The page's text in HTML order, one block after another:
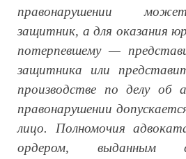
правонарушении
защитник, а для оказания
потерпевшему —
защитника или
производстве по делу об
правонарушении
лицо. Полномочия
ордером, выданным